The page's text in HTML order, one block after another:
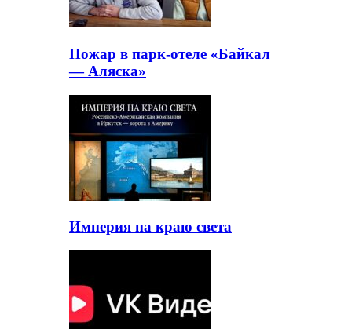
Пожар в парк-отеле «Байкал
— Аляска»
Империя на краю света